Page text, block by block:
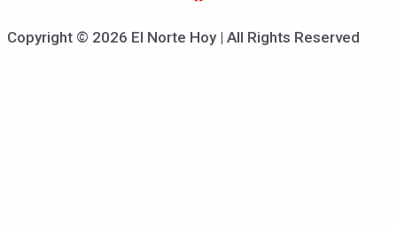
Copyright © 2026 El Norte Hoy | All Rights Reserved